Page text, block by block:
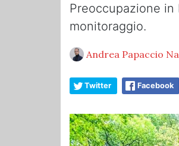
Preoccupazione
monitoraggio.
Andrea Papaccio
Twitter Facebook